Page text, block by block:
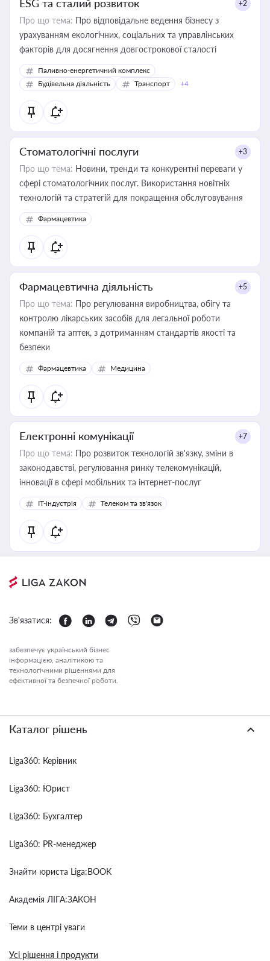
ESG та сталий розвиток +2
Про що тема: Про відповідальне ведення бізнесу з
урахуванням екологічних, соціальних та управлінських
факторів для досягнення довгострокової сталості
Паливно-енергетичний комплекс
Будівельна діяльність
Транспорт +4
Стоматологічні послуги +3
Про що тема: Новини, тренди та конкурентні переваги у
сфері стоматологічних послуг. Використання новітніх
технологій та стратегій для покращення обслуговування
Фармацевтика
Фармацевтична діяльність +5
Про що тема: Про регулювання виробництва, обігу та
контролю лікарських засобів для легальної роботи
компаній та аптек, з дотриманням стандартів якості та
безпеки
Фармацевтика Медицина
Електронні комунікації +7
Про що тема: Про розвиток технологій зв'язку, зміни в
законодавстві, регулювання ринку телекомунікацій,
інновації в сфері мобільних та інтернет-послуг
IT-індустрія Телеком та зв'язок
Зв'язатися:
забезпечує український бізнес
інформацією, аналітикою та
технологічними рішеннями для
ефективної та безпечної роботи.
Каталог рішень
Liga360: Керівник
Liga360: Юрист
Liga360: Бухгалтер
Liga360: PR-менеджер
Знайти юриста Liga:BOOK
Академія ЛІГА:ЗАКОН
Теми в центрі уваги
Усі рішення і продукти